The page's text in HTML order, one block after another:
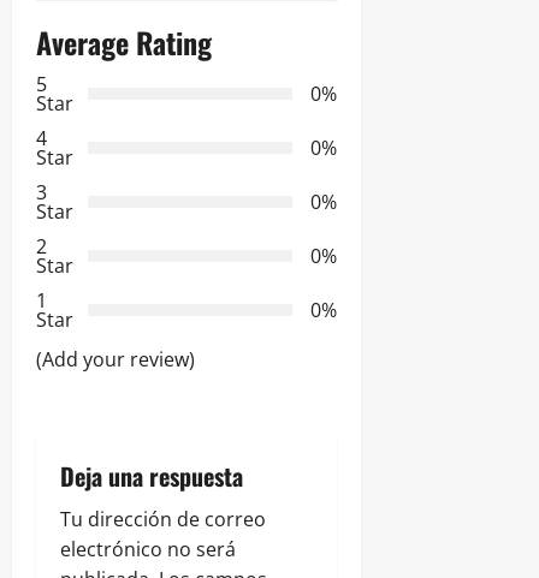
c
i
ó
n
d
e
e
t
r
a
Average Rating
5
Star
0%
4
Star
0%
3
Star
0%
2
Star
0%
1
Star
0%
(Add your review)
Deja una respuesta
Tu dirección de correo
electrónico no será